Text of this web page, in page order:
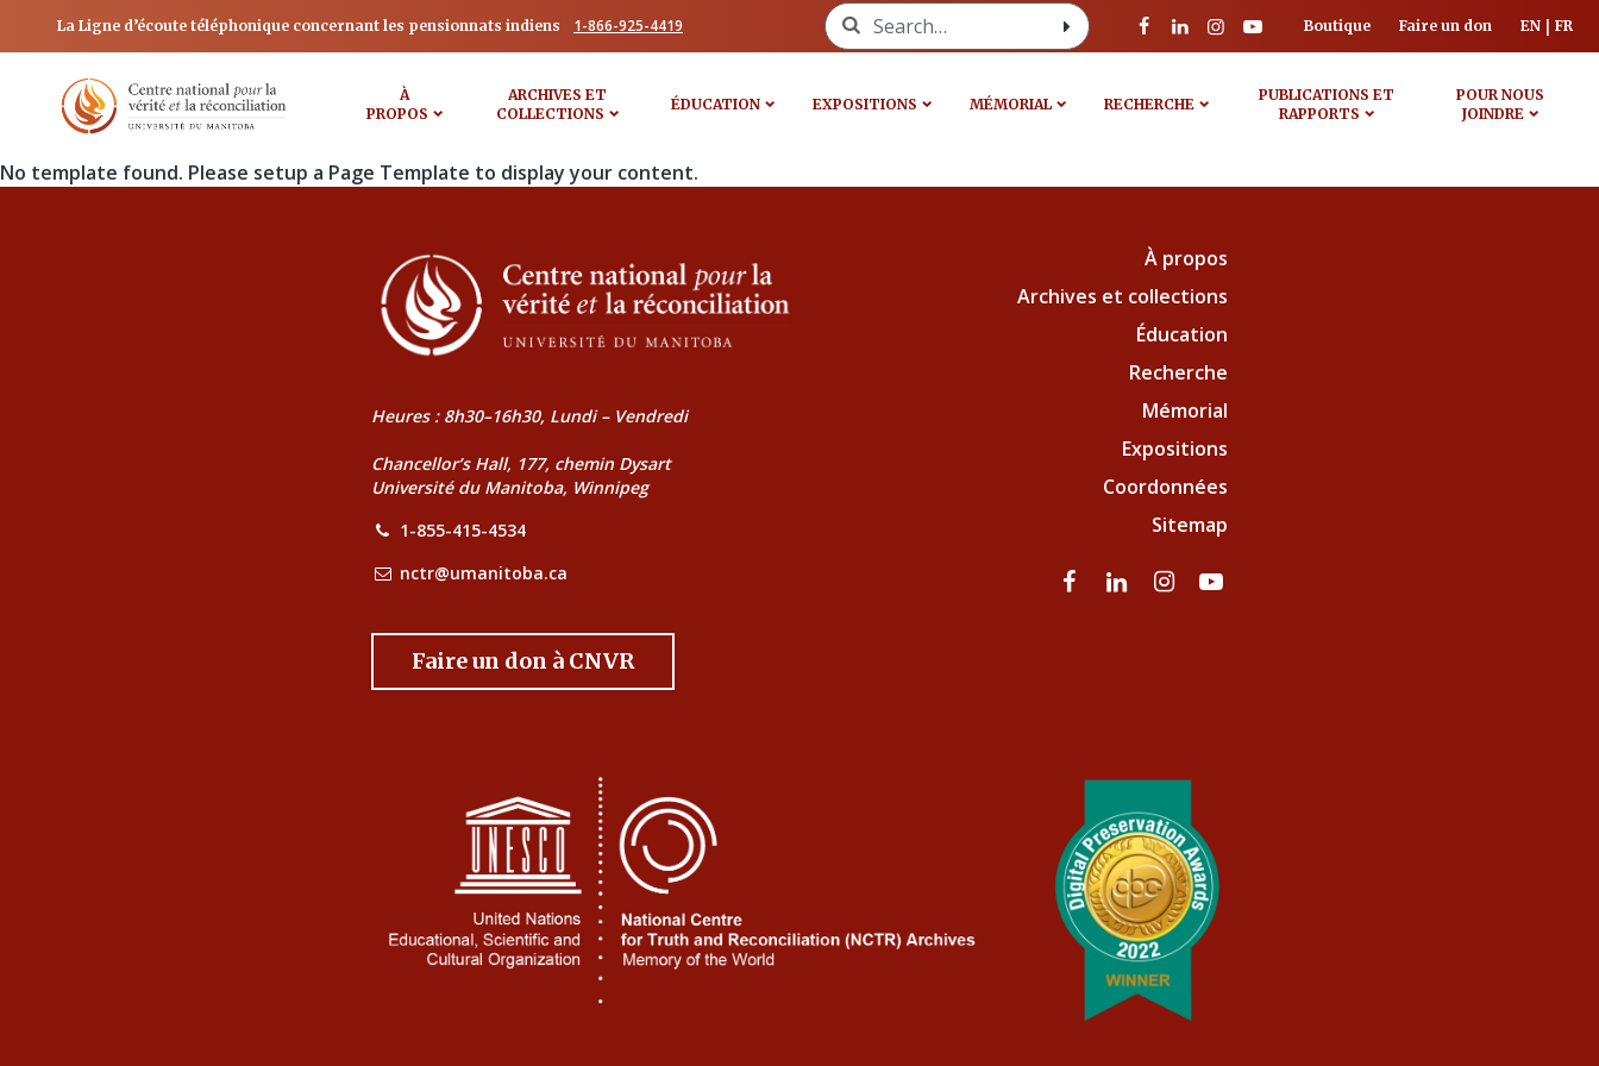
La Ligne d’écoute téléphonique concernant les pensionnats indiens 1-866-925-4419 Search for: Boutique Faire un don EN FR
À
PROPOS
ARCHIVES ET
COLLECTIONS
ÉDUCATION EXPOSITIONS MÉMORIAL RECHERCHE
PUBLICATIONS ET
RAPPORTS
POUR NOUS
JOINDRE
No template found. Please setup a Page Template to display your content.
Heures : 8h30–16h30, Lundi – Vendredi
Chancellor’s Hall, 177, chemin Dysart
Université du Manitoba, Winnipeg
1-855-415-4534
nctr@umanitoba.ca
Faire un don à CNVR
À propos
Archives et collections
Éducation
Recherche
Mémorial
Expositions
Coordonnées
Sitemap